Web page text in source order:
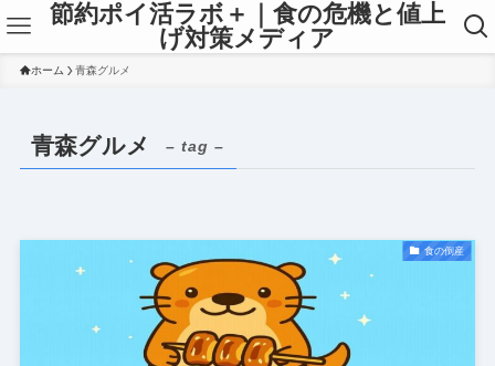
節約ポイ活ラボ＋｜食の危機と値上
げ対策メディア
ホーム 青森グルメ
青森グルメ – tag –
食の倒産